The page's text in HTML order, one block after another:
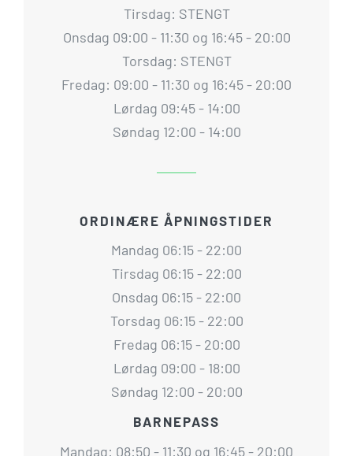
Tirsdag: STENGT
Onsdag 09:00 - 11:30 og 16:45 - 20:00
Torsdag: STENGT
Fredag: 09:00 - 11:30 og 16:45 - 20:00
Lørdag 09:45 - 14:00
Søndag 12:00 - 14:00
ORDINÆRE ÅPNINGSTIDER
Mandag 06:15 - 22:00
Tirsdag 06:15 - 22:00
Onsdag 06:15 - 22:00
Torsdag 06:15 - 22:00
Fredag 06:15 - 20:00
Lørdag 09:00 - 18:00
Søndag 12:00 - 20:00
BARNEPASS
Mandag: 08:50 - 11:30 og 16:45 - 20:00